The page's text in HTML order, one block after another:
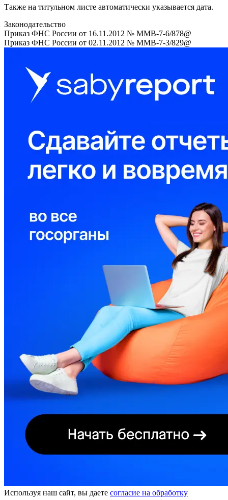
Также на титульном листе автоматически указывается дата.
Законодательство
Приказ ФНС России от 16.11.2012 № ММВ-7-6/878@
Приказ ФНС России от 02.11.2012 № ММВ-7-3/829@
Используя наш сайт, вы даете согласие на обработку